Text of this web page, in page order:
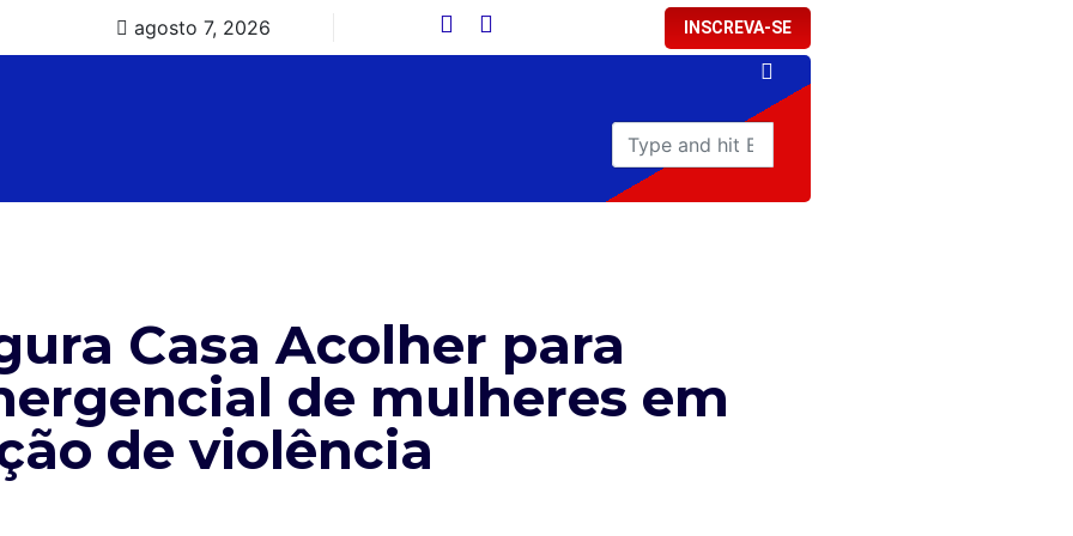
agosto 7, 2026 INSCREVA-SE
Casa Acolher para
de mulheres em
de violência